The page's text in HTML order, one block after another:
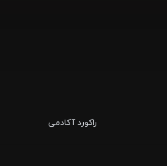
راکورد آکادمی